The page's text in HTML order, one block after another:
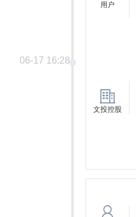
06-17 16:28
用户
文投控股